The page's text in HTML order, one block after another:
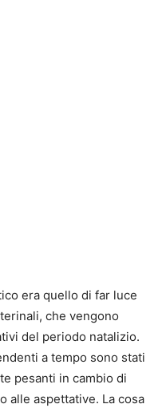
era quello di far luce
che vengono
del periodo natalizio.
a tempo sono stati
pesanti in cambio di
alle aspettative. La cosa